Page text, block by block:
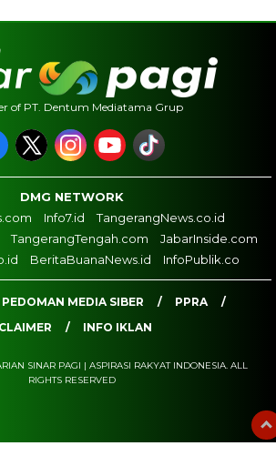
of PT. Dentum Mediatama Grup
DMG NETWORK
Info7.id
TangerangNews.co.id
TangerangTengah.com
JabarInside.com
BeritaBuanaNews.id InfoPublik.co
PEDOMAN MEDIA SIBER
PPRA
INFO IKLAN
SINAR PAGI | ASPIRASI RAKYAT INDONESIA. ALL
RIGHTS RESERVED